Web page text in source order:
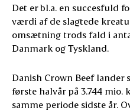
Det er bl.a. en succesfuld
værdi af de slagtede
omsætning trods fald i
Danmark og Tyskland.
Danish Crown Beef lander
første halvår på 3.744 mio.
samme periode sidste år.